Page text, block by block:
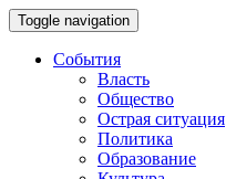
Toggle navigation
События
Власть
Общество
Острая ситуация
Политика
Образование